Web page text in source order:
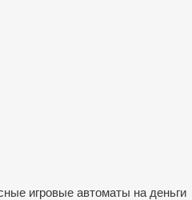
игровые автоматы на деньги